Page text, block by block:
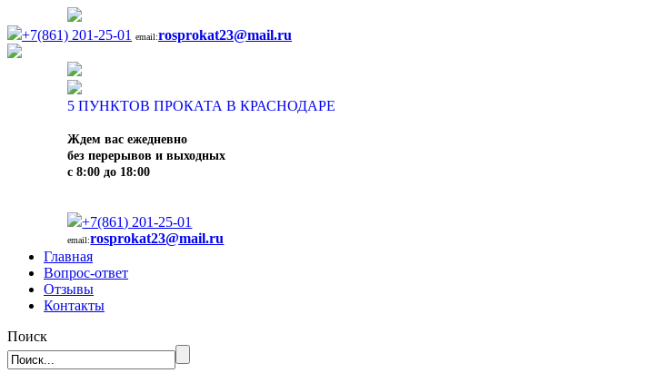
+7(861) 201-25-01 email:rosprokat23@mail.ru
5 ПУНКТОВ ПРОКАТА В КРАСНОДАРЕ
Ждем вас ежедневно
без перерывов и выходных
с 8:00 до 18:00
+7(861) 201-25-01
email:rosprokat23@mail.ru
Главная
Вопрос-ответ
Отзывы
Контакты
Поиск